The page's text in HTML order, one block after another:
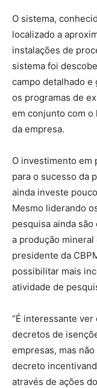
O sistema,
localizado a
instalações de
sistema foi
campo detalhado
os programas de
em conjunto com
da empresa.
O investimento em
para o sucesso da
ainda investe
Mesmo liderando
pesquisa ainda
a produção mineral
presidente da
possibilitar mais
atividade de
“É interessante
decretos de
empresas, mas
decreto
através de ações